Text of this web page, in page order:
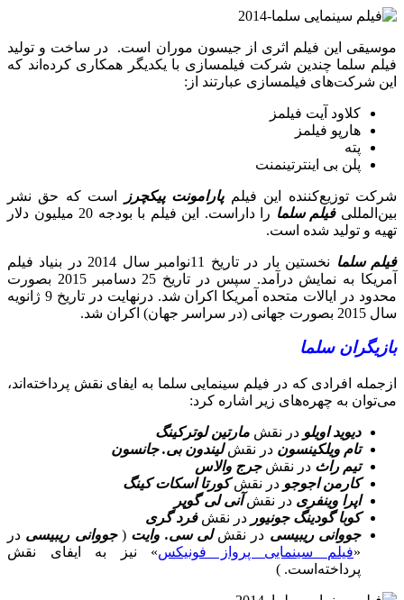
موسیقی این فیلم اثری از جیسون موران است. در ساخت و تولید
فیلم سلما چندین شرکت فیلمسازی با یکدیگر همکاری کرده‌اند که
این شرکت‌های فیلمسازی عبارتند از:
کلاود آیت فیلمز
هارپو فیلمز
پته
پلن بی اینترتینمنت
شرکت توزیع‌کننده این فیلمپارامونت پیکچرز
است که حق نشر
بین‌المللیفیلم سلما
را داراست. این فیلم با بودجه 20 میلیون دلار
تهیه و تولید شده است.
فیلم سلما
نخستین بار در تاریخ 11نوامبر سال 2014 در بنیاد فیلم
آمریکا به نمایش درآمد. سپس در تاریخ 25 دسامبر 2015 بصورت
محدود در ایالات متحده آمریکا اکران شد. درنهایت در تاریخ 9 ژانویه
سال 2015 بصورت جهانی (در سراسر جهان) اکران شد.
بازیگران سلما
ازجمله افرادی که در فیلم سینمایی سلما به ایفای نقش پرداخته‌اند،
می‌توان به چهره‌های زیر اشاره کرد:
دیوید اویلو در نقش مارتین لوترکینگ
تام ویلکینسون در نقشلیندون بی. جانسون
تیم راث در نقشجرج والاس
کارمن اجوجو در نقشکورتا اسکات کینگ
اپرا وینفری در نقشآنی لی گوپر
کوبا گودینگ جونیور در نقش فرد گری
جووانی ریبیسی در نقشلی سی. وایت (جووانی ریبیسی در
«فیلم سینمایی پرواز فونیکس» نیز به ایفای نقش
پرداخته‌است. )